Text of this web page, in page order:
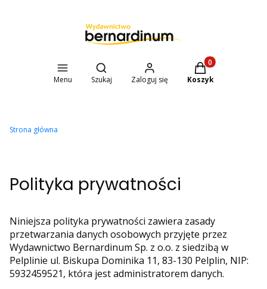
Menu
Otwórz wyszukiwarkę
Szukaj Zaloguj się
Produkty w
Koszyk
Strona główna
Polityka prywatności
Niniejsza polityka prywatności zawiera zasady
przetwarzania danych osobowych przyjęte przez
Wydawnictwo Bernardinum Sp. z o.o. z siedzibą w
Pelplinie ul. Biskupa Dominika 11, 83-130 Pelplin, NIP:
5932459521, która jest administratorem danych.